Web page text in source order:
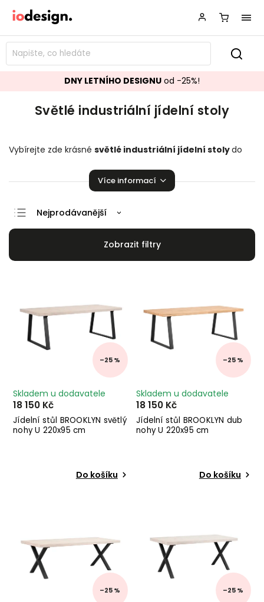
DNY LETNÍHO DESIGNU od -25%!
Světlé industriální jídelní stoly
Vybírejte zde krásné světlé industriální jídelní stolydo
úžasnou domácnost!
Více informací
Doporučujeme
Nejprodávanější
–25 %
Jídelní stůl BROOKLYN světlý
nohy U 220x95 cm
Skladem u dodavatele
18 150 Kč
Do košíku
–25 %
Jídelní stůl BROOKLYN dub
nohy U 220x95 cm
Skladem u dodavatele
18 150 Kč
Do košíku
–25 % –25 %